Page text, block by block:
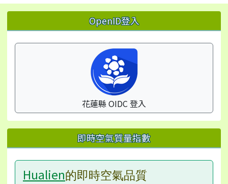
左邊區域內容 OpenID登入
花蓮縣 OIDC 登入
即時空氣質量指數
Hualien的即時空氣品質